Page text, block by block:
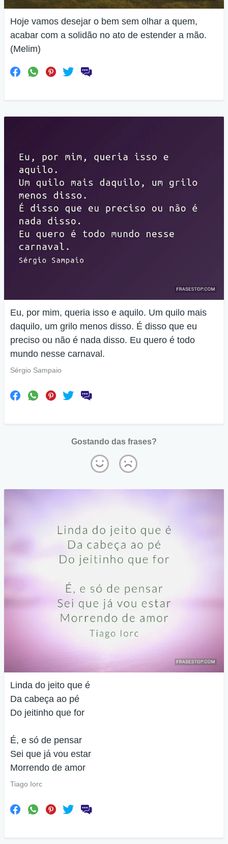
Hoje vamos desejar o bem sem olhar a quem,
acabar com a solidão no ato de estender a mão.
(Melim)
Eu, por mim, queria isso e aquilo. Um quilo mais
daquilo, um grilo menos disso. É disso que eu
preciso ou não é nada disso. Eu quero é todo
mundo nesse carnaval.
Sérgio Sampaio
Gostando das frases?
Linda do jeito que é
Da cabeça ao pé
Do jeitinho que for
É, e só de pensar
Sei que já vou estar
Morrendo de amor
Tiago Iorc